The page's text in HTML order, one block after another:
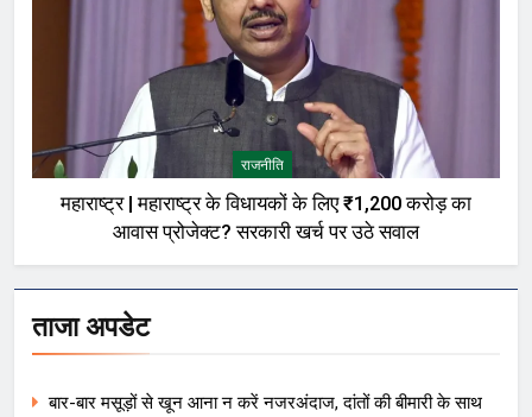
राजनीति
महाराष्ट्र | महाराष्ट्र के विधायकों के लिए ₹1,200 करोड़ का
आवास प्रोजेक्ट? सरकारी खर्च पर उठे सवाल
ताजा अपडेट
बार-बार मसूड़ों से खून आना न करें नजरअंदाज, दांतों की बीमारी के साथ